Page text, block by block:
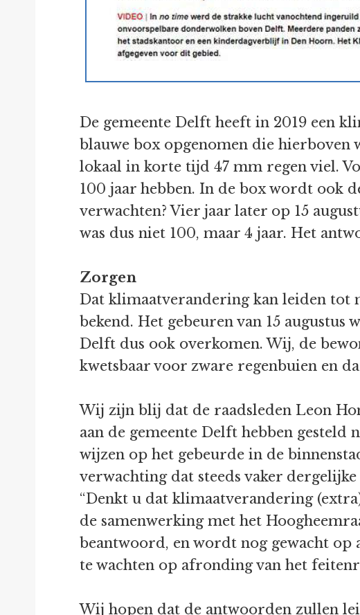
De gemeente Delft heeft in 2019 een
blauwe box opgenomen die hierboven
lokaal in korte tijd 47 mm regen viel.
100 jaar hebben. In de box wordt ook
verwachten? Vier jaar later op 15
was dus niet 100, maar 4 jaar. Het
Zorgen
Dat klimaatverandering kan leiden tot
bekend. Het gebeuren van 15
Delft dus ook overkomen. Wij, de
kwetsbaar voor zware regenbuien en
Wij zijn blij dat de raadsleden Leon
aan de gemeente Delft hebben
wijzen op het gebeurde in de
verwachting dat steeds vaker
“Denkt u dat klimaatverandering
de samenwerking met het
beantwoord, en wordt nog gewacht op
te wachten op afronding van het
Wij hopen dat de antwoorden zullen